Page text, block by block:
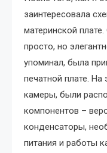
заинтересовала
материнской
просто, но
упоминал, была
печатной плате. На
камеры, были
компонентов –
конденсаторы,
питания и работы